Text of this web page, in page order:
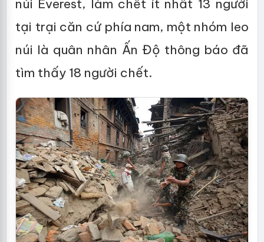
núi Everest, làm chết ít nhất 13 người
tại trại căn cứ phía nam, một nhóm leo
núi là quân nhân Ấn Độ thông báo đã
tìm thấy 18 người chết.